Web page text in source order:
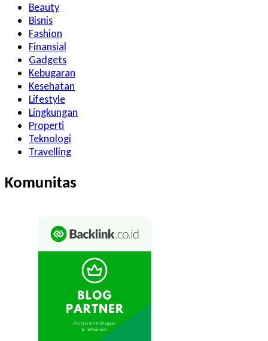
Beauty
Bisnis
Fashion
Finansial
Gadgets
Kebugaran
Kesehatan
Lifestyle
Lingkungan
Properti
Teknologi
Travelling
Komunitas